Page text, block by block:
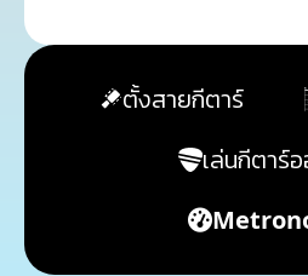
ตั้งสายกีตาร์
เล่นกีตาร์